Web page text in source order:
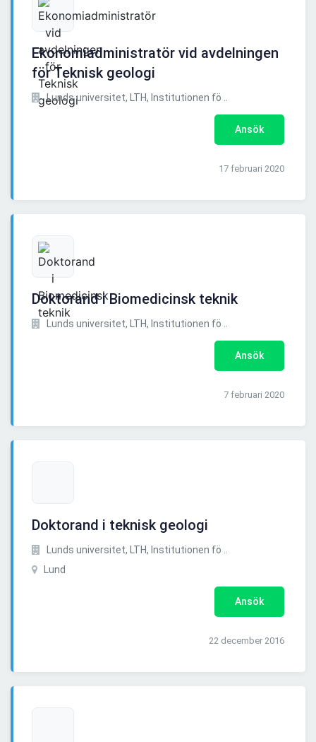
Ekonomiadministratör vid avdelningen
för Teknisk geologi
Lunds universitet, LTH, Institutionen fö ..
Ansök
17 februari 2020
Doktorand i Biomedicinsk teknik
Lunds universitet, LTH, Institutionen fö ..
Ansök
7 februari 2020
Doktorand i teknisk geologi
Lunds universitet, LTH, Institutionen fö ..
Lund
Ansök
22 december 2016